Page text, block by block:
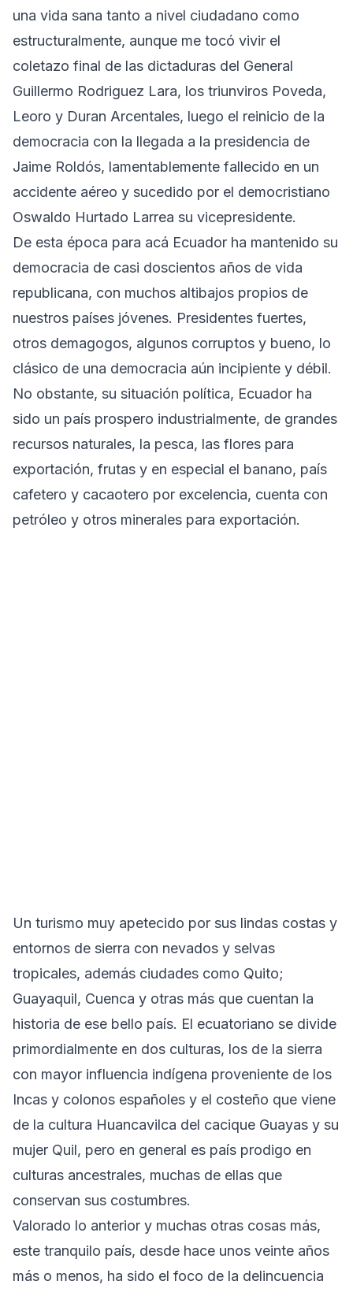
una vida sana tanto a nivel ciudadano como
estructuralmente, aunque me tocó vivir el
coletazo final de las dictaduras del General
Guillermo Rodriguez Lara, los triunviros Poveda,
Leoro y Duran Arcentales, luego el reinicio de la
democracia con la llegada a la presidencia de
Jaime Roldós, lamentablemente fallecido en un
accidente aéreo y sucedido por el democristiano
Oswaldo Hurtado Larrea su vicepresidente.
De esta época para acá Ecuador ha mantenido su
democracia de casi doscientos años de vida
republicana, con muchos altibajos propios de
nuestros países jóvenes. Presidentes fuertes,
otros demagogos, algunos corruptos y bueno, lo
clásico de una democracia aún incipiente y débil.
No obstante, su situación política, Ecuador ha
sido un país prospero industrialmente, de grandes
recursos naturales, la pesca, las flores para
exportación, frutas y en especial el banano, país
cafetero y cacaotero por excelencia, cuenta con
petróleo y otros minerales para exportación.
Un turismo muy apetecido por sus lindas costas y
entornos de sierra con nevados y selvas
tropicales, además ciudades como Quito;
Guayaquil, Cuenca y otras más que cuentan la
historia de ese bello país. El ecuatoriano se divide
primordialmente en dos culturas, los de la sierra
con mayor influencia indígena proveniente de los
Incas y colonos españoles y el costeño que viene
de la cultura Huancavilca del cacique Guayas y su
mujer Quil, pero en general es país prodigo en
culturas ancestrales, muchas de ellas que
conservan sus costumbres.
Valorado lo anterior y muchas otras cosas más,
este tranquilo país, desde hace unos veinte años
más o menos, ha sido el foco de la delincuencia